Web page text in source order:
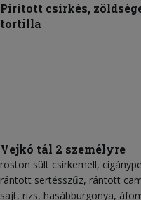
Pirított csirkés,
tortilla
Vejkó tál 2 személyre
roston sült csirkemell,
rántott sertésszűz, rántott
sajt, rizs, hasábburgonya,